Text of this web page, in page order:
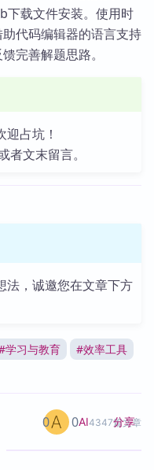
下载文件安装。使用时
代码编辑器的语言支持
完善解题思路。
占坑！
者文末留言。
法，诚邀您在文章下方
学习与教育 #效率工具
AI4347篇文章
0 0 分享